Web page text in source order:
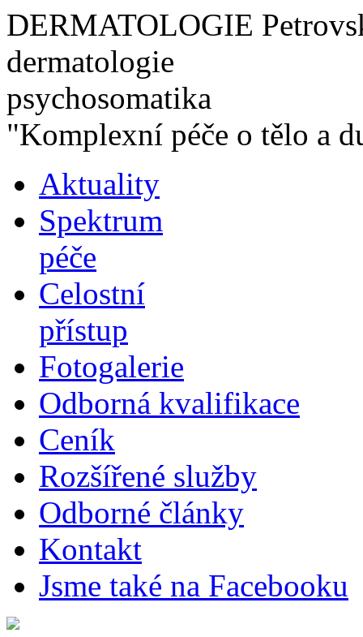
DERMATOLOGIE
dermatologie
psychosomatika
"Komplexní péče o tělo a
Aktuality
Spektrum
péče
Celostní
přístup
Fotogalerie
Odborná kvalifikace
Ceník
Rozšířené služby
Odborné články
Kontakt
Jsme také na Facebooku